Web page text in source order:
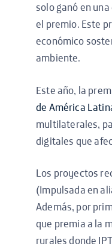
solo ganó en
el premio. Este
económico
ambiente.
Este año, la
de América
multilaterales,
digitales que
Los proyectos
(Impulsada en
Además, por
que premia a la
rurales donde